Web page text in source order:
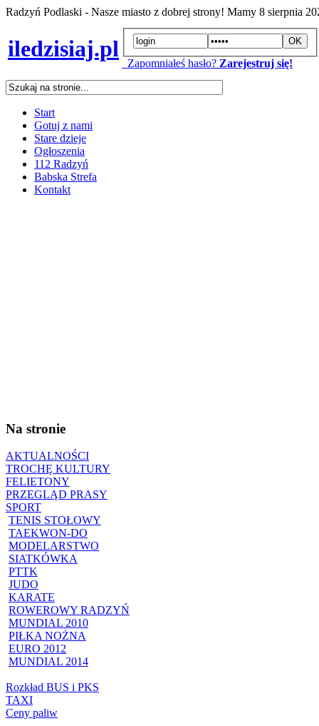
Radzyń Podlaski - Nasze miasto z dobrej strony! Mamy 8 sierpnia
iledzisiaj.pl
Zapomniałeś hasło? Zarejestruj się!
Start
Gotuj z nami
Stare dzieje
Ogłoszenia
112 Radzyń
Babska Strefa
Kontakt
Na stronie
AKTUALNOŚCI
TROCHĘ KULTURY
FELIETONY
PRZEGLĄD PRASY
SPORT
TENIS STOŁOWY
TAEKWON-DO
MODELARSTWO
SIATKÓWKA
PTTK
JUDO
KARATE
ROWEROWY RADZYŃ
MUNDIAL 2010
PIŁKA NOŻNA
EURO 2012
MUNDIAL 2014
Rozkład BUS i PKS
TAXI
Ceny paliw